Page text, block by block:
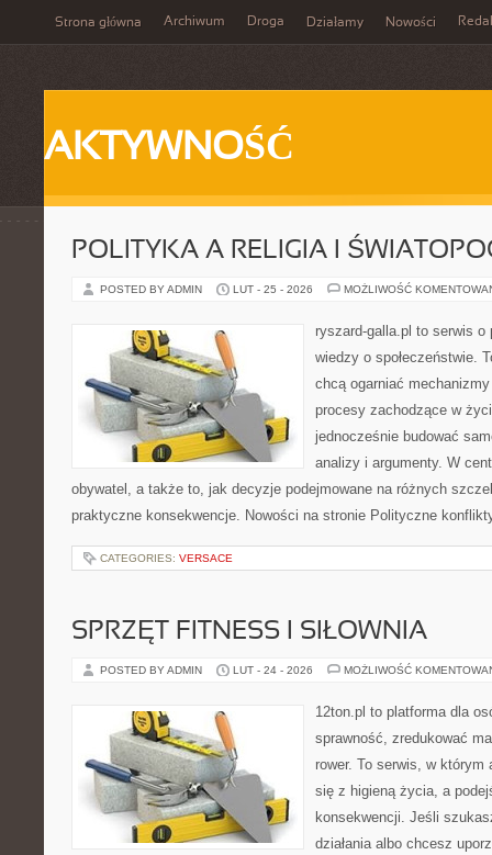
Strona główna Archiwum Droga Działamy Nowości
AKTYWNOŚĆ
POLITYKA A RELIGIA I
POSTED BY ADMIN LUT - 25 - 2026 MOŻLIWOŚĆ
ryszard-galla.pl to serwis
wiedzy o społeczeństwie.
chcą ogarniać
procesy zachodzące w
jednocześnie budować
analizy i argumenty. W
obywatel, a także to, jak decyzje podejmowane na różnych
praktyczne konsekwencje. Nowości na stronie Polityczne
CATEGORIES: VERSACE
SPRZĘT FITNESS I SIŁOWNIA
POSTED BY ADMIN LUT - 24 - 2026 MOŻLIWOŚĆ
12ton.pl to platforma dla
sprawność, zredukować
rower. To serwis, w
się z higieną życia, a
konsekwencji. Jeśli
działania albo chcesz